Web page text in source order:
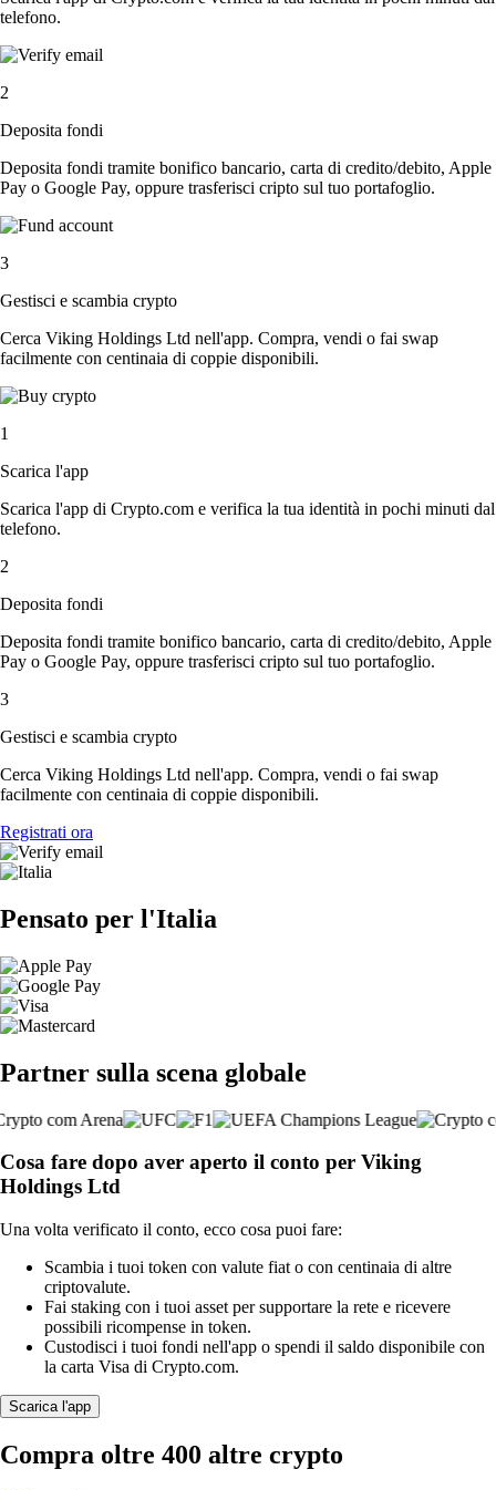
telefono.
2
Deposita fondi
Deposita fondi tramite bonifico bancario, carta di credito/debito, Apple
Pay o Google Pay, oppure trasferisci cripto sul tuo portafoglio.
3
Gestisci e scambia crypto
Cerca Viking Holdings Ltd nell'app. Compra, vendi o fai swap
facilmente con centinaia di coppie disponibili.
1
Scarica l'app
Scarica l'app di Crypto.com e verifica la tua identità in pochi minuti dal
telefono.
2
Deposita fondi
Deposita fondi tramite bonifico bancario, carta di credito/debito, Apple
Pay o Google Pay, oppure trasferisci cripto sul tuo portafoglio.
3
Gestisci e scambia crypto
Cerca Viking Holdings Ltd nell'app. Compra, vendi o fai swap
facilmente con centinaia di coppie disponibili.
Registrati ora
Pensato per l'Italia
Partner sulla scena globale
Cosa fare dopo aver aperto il conto per Viking
Holdings Ltd
Una volta verificato il conto, ecco cosa puoi fare:
Scambia i tuoi token con valute fiat o con centinaia di altre
criptovalute.
Fai staking con i tuoi asset per supportare la rete e ricevere
possibili ricompense in token.
Custodisci i tuoi fondi nell'app o spendi il saldo disponibile con
la carta Visa di Crypto.com.
Scarica l'app
Compra oltre 400 altre crypto